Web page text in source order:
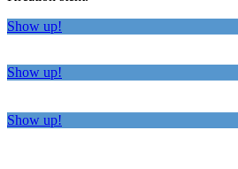
Show up!
Show up!
Show up!